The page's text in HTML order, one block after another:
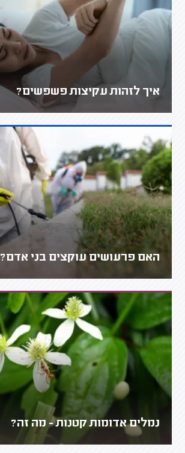
איך לזהות עקיצות פשפשים?
האם פרעושים עוקצים בני אדם?
נמלים אדומות קטנות - מה זה?